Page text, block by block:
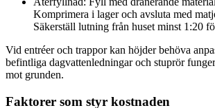
Komprimera i lager och avsluta med
Säkerställ lutning från huset minst 1:20
Vid entréer och trappor kan höjder behöva
befintliga dagvattenledningar och stuprör
mot grunden.
Faktorer som styr kostnaden